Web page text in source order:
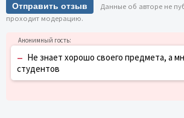
Отправить отзыв
Данные об авторе не
проходит модерацию.
– Не знает хорошо своего предмета, а
студентов